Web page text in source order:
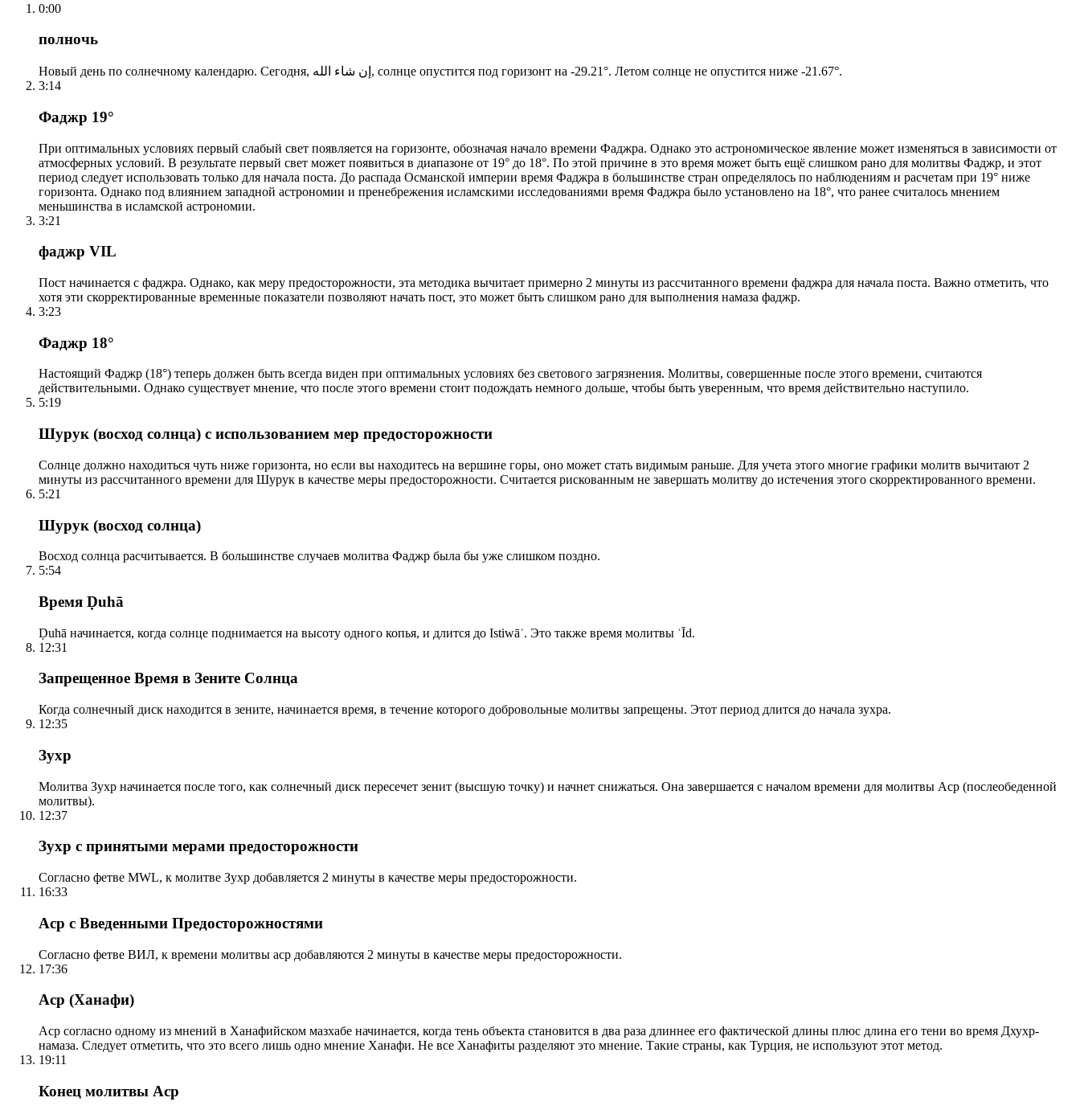
0:00
полночь
Новый день по солнечному календарю. Сегодня, إن شاء الله, солнце опустится под горизонт на -29.21°. Летом солнце не опустится ниже -21.67°.
3:14
Фаджр 19°
При оптимальных условиях первый слабый свет появляется на горизонте, обозначая начало времени Фаджра. Однако это астрономическое явление может изменяться в зависимости от
атмосферных условий. В результате первый свет может появиться в диапазоне от 19° до 18°. По этой причине в это время может быть ещё слишком рано для молитвы Фаджр, и этот
период следует использовать только для начала поста. До распада Османской империи время Фаджра в большинстве стран определялось по наблюдениям и расчетам при 19° ниже
горизонта. Однако под влиянием западной астрономии и пренебрежения исламскими исследованиями время Фаджра было установлено на 18°, что ранее считалось мнением
меньшинства в исламской астрономии.
3:21
фаджр VIL
Пост начинается с фаджра. Однако, как меру предосторожности, эта методика вычитает примерно 2 минуты из рассчитанного времени фаджра для начала поста. Важно отметить, что
хотя эти скорректированные временные показатели позволяют начать пост, это может быть слишком рано для выполнения намаза фаджр.
3:23
Фаджр 18°
Настоящий Фаджр (18°) теперь должен быть всегда виден при оптимальных условиях без светового загрязнения. Молитвы, совершенные после этого времени, считаются
действительными. Однако существует мнение, что после этого времени стоит подождать немного дольше, чтобы быть уверенным, что время действительно наступило.
5:19
Шурук (восход солнца) с использованием мер предосторожности
Солнце должно находиться чуть ниже горизонта, но если вы находитесь на вершине горы, оно может стать видимым раньше. Для учета этого многие графики молитв вычитают 2
минуты из рассчитанного времени для Шурук в качестве меры предосторожности. Считается рискованным не завершать молитву до истечения этого скорректированного времени.
5:21
Шурук (восход солнца)
Восход солнца расчитывается. В большинстве случаев молитва Фаджр была бы уже слишком поздно.
5:54
Время Ḍuhā
Ḍuhā начинается, когда солнце поднимается на высоту одного копья, и длится до Istiwāʾ. Это также время молитвы ʿĪd.
12:31
Запрещенное Время в Зените Солнца
Когда солнечный диск находится в зените, начинается время, в течение которого добровольные молитвы запрещены. Этот период длится до начала зухра.
12:35
Зухр
Молитва Зухр начинается после того, как солнечный диск пересечет зенит (высшую точку) и начнет снижаться. Она завершается с началом времени для молитвы Аср (послеобеденной
молитвы).
12:37
Зухр с принятыми мерами предосторожности
Согласно фетве MWL, к молитве Зухр добавляется 2 минуты в качестве меры предосторожности.
16:33
Аср с Введенными Предосторожностями
Согласно фетве ВИЛ, к времени молитвы аср добавляются 2 минуты в качестве меры предосторожности.
17:36
Аср (Ханафи)
Аср согласно одному из мнений в Ханафийском мазхабе начинается, когда тень объекта становится в два раза длиннее его фактической длины плюс длина его тени во время Дхухр-
намаза. Следует отметить, что это всего лишь одно мнение Ханафи. Не все Ханафиты разделяют это мнение. Такие страны, как Турция, не используют этот метод.
19:11
Конец молитвы Аср